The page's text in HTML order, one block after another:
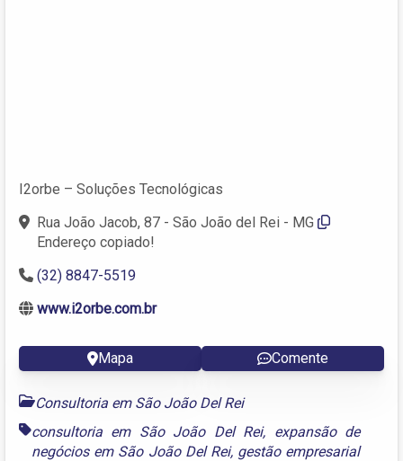
I2orbe – Soluções Tecnológicas
Rua João Jacob, 87 - São João del Rei - MG
Endereço copiado!
(32) 8847-5519
www.i2orbe.com.br
Mapa Comente
Consultoria em São João Del Rei
consultoria em São João Del Rei, expansão de
negócios em São João Del Rei, gestão empresarial